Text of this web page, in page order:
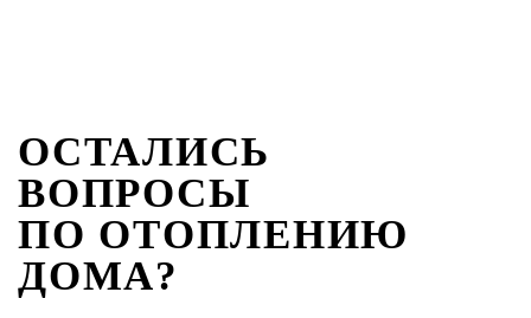
ОСТАЛИСЬ
ВОПРОСЫ
ПО ОТОПЛЕНИЮ
ДОМА?